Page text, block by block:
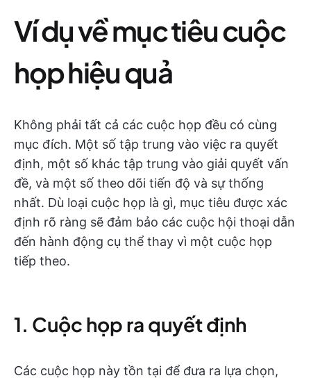
Ví dụ về mục tiêu cuộc
họp hiệu quả
Không phải tất cả các cuộc họp đều có cùng
mục đích. Một số tập trung vào việc ra quyết
định, một số khác tập trung vào giải quyết vấn
đề, và một số theo dõi tiến độ và sự thống
nhất. Dù loại cuộc họp là gì, mục tiêu được xác
định rõ ràng sẽ đảm bảo các cuộc hội thoại dẫn
đến hành động cụ thể thay vì một cuộc họp
tiếp theo.
1. Cuộc họp ra quyết định
Các cuộc họp này tồn tại để đưa ra lựa chọn,